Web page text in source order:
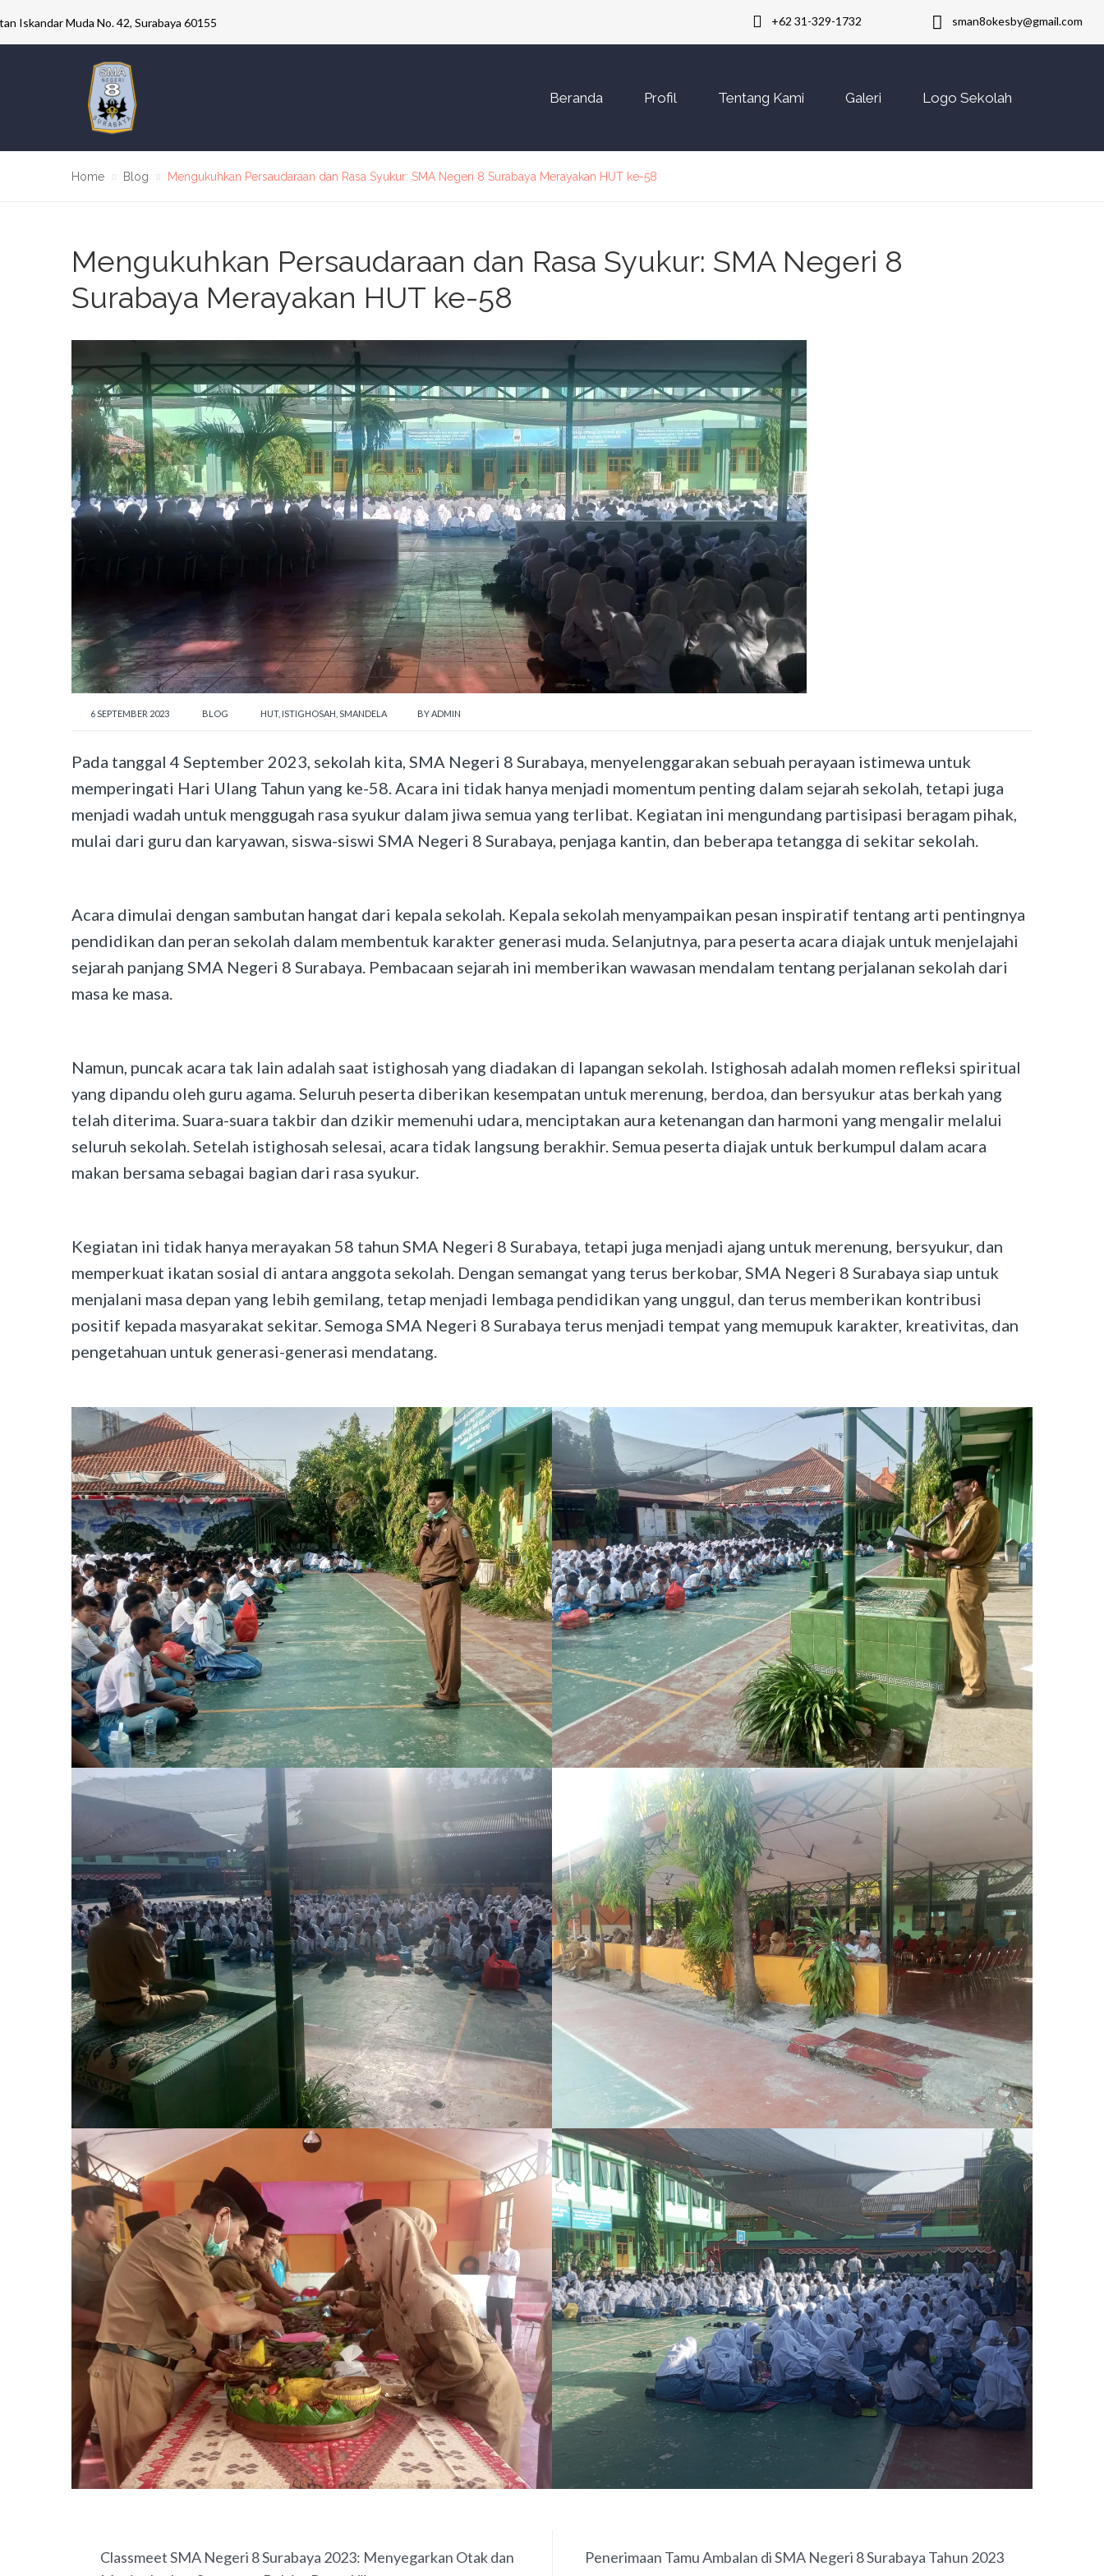
Iskandar Muda No. 42, Surabaya 60155 +62 31-329-1732 sman8okesby@gmail.com
Beranda Profil Tentang Kami Galeri Logo Sekolah
Home Blog Mengukuhkan Persaudaraan dan Rasa Syukur: SMA Negeri 8 Surabaya Merayakan HUT ke-58
Mengukuhkan Persaudaraan dan Rasa Syukur: SMA Negeri 8
Surabaya Merayakan HUT ke-58
6 SEPTEMBER 2023 BLOG HUT, ISTIGHOSAH SMANDELA BYADMIN
Pada tanggal 4 September 2023, sekolah kita, SMA Negeri 8 Surabaya, menyelenggarakan sebuah perayaan istimewa untuk
memperingati Hari Ulang Tahun yang ke-58. Acara ini tidak hanya menjadi momentum penting dalam sejarah sekolah, tetapi juga
menjadi wadah untuk menggugah rasa syukur dalam jiwa semua yang terlibat. Kegiatan ini mengundang partisipasi beragam pihak,
mulai dari guru dan karyawan, siswa-siswi SMA Negeri 8 Surabaya, penjaga kantin, dan beberapa tetangga di sekitar sekolah.
Acara dimulai dengan sambutan hangat dari kepala sekolah. Kepala sekolah menyampaikan pesan inspiratif tentang arti pentingnya
pendidikan dan peran sekolah dalam membentuk karakter generasi muda. Selanjutnya, para peserta acara diajak untuk menjelajahi
sejarah panjang SMA Negeri 8 Surabaya. Pembacaan sejarah ini memberikan wawasan mendalam tentang perjalanan sekolah dari
masa ke masa.
Namun, puncak acara tak lain adalah saat istighosah yang diadakan di lapangan sekolah. Istighosah adalah momen refleksi spiritual
yang dipandu oleh guru agama. Seluruh peserta diberikan kesempatan untuk merenung, berdoa, dan bersyukur atas berkah yang
telah diterima. Suara-suara takbir dan dzikir memenuhi udara, menciptakan aura ketenangan dan harmoni yang mengalir melalui
seluruh sekolah. Setelah istighosah selesai, acara tidak langsung berakhir. Semua peserta diajak untuk berkumpul dalam acara
makan bersama sebagai bagian dari rasa syukur.
Kegiatan ini tidak hanya merayakan 58 tahun SMA Negeri 8 Surabaya, tetapi juga menjadi ajang untuk merenung, bersyukur, dan
memperkuat ikatan sosial di antara anggota sekolah. Dengan semangat yang terus berkobar, SMA Negeri 8 Surabaya siap untuk
menjalani masa depan yang lebih gemilang, tetap menjadi lembaga pendidikan yang unggul, dan terus memberikan kontribusi
positif kepada masyarakat sekitar. Semoga SMA Negeri 8 Surabaya terus menjadi tempat yang memupuk karakter, kreativitas, dan
pengetahuan untuk generasi-generasi mendatang.
Classmeet SMA Negeri 8 Surabaya 2023: Menyegarkan Otak dan
Penerimaan Tamu Ambalan di SMA Negeri 8 Surabaya Tahun 2023